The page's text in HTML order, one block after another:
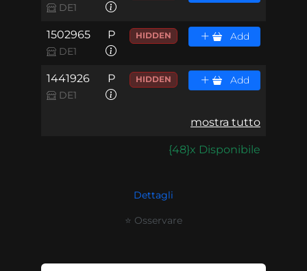
DE1
1502965
DE1
P HIDDEN Add
1441926
DE1
P HIDDEN Add
mostra tutto
{48}x Disponibile
Dettagli
⭐ Osservare